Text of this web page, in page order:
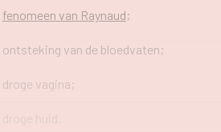
fenomeen van Raynaud;
ontsteking van de bloedvaten;
droge vagina;